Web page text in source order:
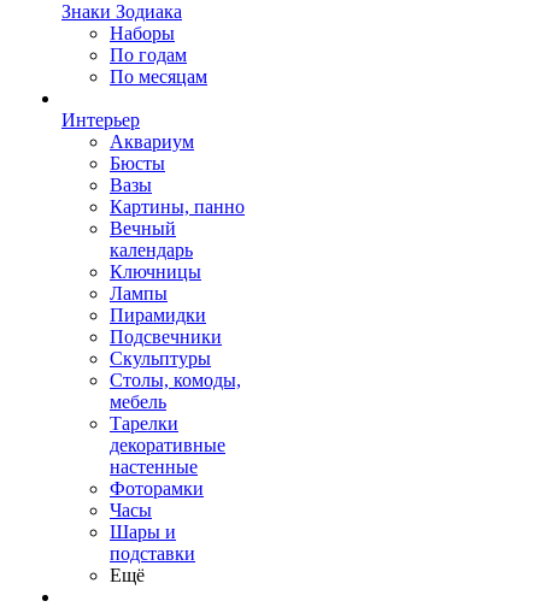
Знаки Зодиака
Наборы
По годам
По месяцам
Интерьер
Аквариум
Бюсты
Вазы
Картины, панно
Вечный
календарь
Ключницы
Лампы
Пирамидки
Подсвечники
Скульптуры
Столы, комоды,
мебель
Тарелки
декоративные
настенные
Фоторамки
Часы
Шары и
подставки
Ещё